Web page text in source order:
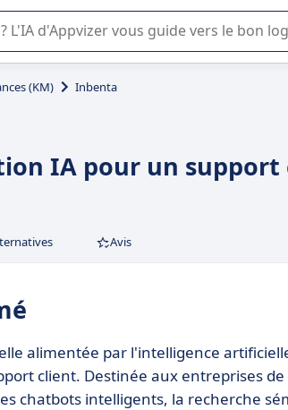
guide dans l'utilisation ou la sélection de
(KM) Inbenta
IA pour un
Avis
alimentée par l'intelligence
client. Destinée aux entreprises
chatbots intelligents, la recherche